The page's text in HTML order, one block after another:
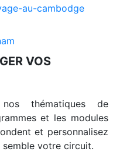
VOS
thématiques de
et les modules
et personnalisez
votre circuit.